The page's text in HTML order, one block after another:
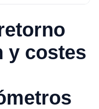
y costes